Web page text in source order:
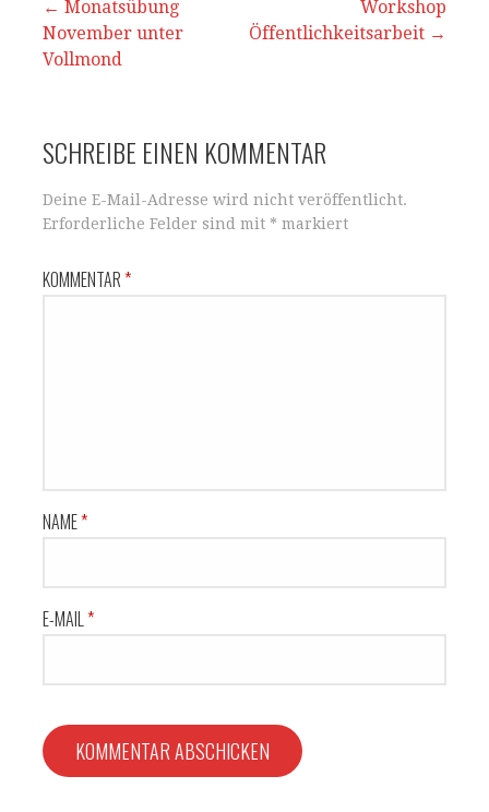
p
p
o
o
Beitrags-
Navigation
← Monatsübung
November unter
Vollmond
Workshop
Öffentlichkeitsarbeit →
SCHREIBE EINEN KOMMENTAR
Deine E-Mail-Adresse wird nicht veröffentlicht.
Erforderliche Felder sind mit * markiert
KOMMENTAR*
NAME*
E-MAIL *